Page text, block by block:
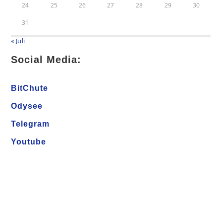
24 25 26 27 28 29 30
31
« Juli
Social Media:
BitChute
Odysee
Telegram
Youtube